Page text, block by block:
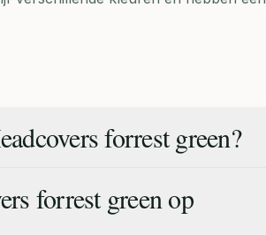
forrest green?
forrest green op